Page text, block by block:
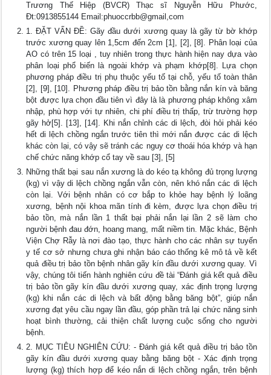
Trương Thế Hiệp (BVCR) Thạc sĩ Nguyễn Hữu Phước,
Đt:0913855144 Email:phuoccrbb@gmail,com
1. ĐẶT VẤN ĐỀ: Gãy đầu dưới xương quay là gãy từ bờ khớp
trước xương quay lên 1,5cm đến 2cm [1], [2], [8]. Phân loại của
AO có trên 15 loại , tuy nhiên trong thực hành hiện nay dựa vào
phân loại phổ biến là ngoài khớp và phạm khớp[8]. Lựa chọn
phương pháp điều trị phụ thuộc yếu tố tại chỗ, yếu tố toàn thân
[2], [9], [10]. Phương pháp điều trị bảo tồn bằng nắn kín và băng
bột được lựa chọn đầu tiên vì đây là là phương pháp không xâm
nhập, phù hợp với tự nhiên, chi phí điều trị thấp, trừ trường hợp
gãy hở[5]. [13], [14]. Khi nắn chỉnh các di lệch, đòi hỏi phải kéo
hết di lệch chồng ngắn trước tiên thì mới nắn được các di lệch
khác còn lại, có vậy sẽ tránh các nguy cơ thoái hóa khớp và hạn
chế chức năng khớp cổ tay về sau [3], [5]
Những thất bại sau nắn xương là do kéo tạ không đủ trọng lượng
(kg) vì vậy di lệch chồng ngắn vẫn còn, nên khó nắn các di lệch
còn lại. Với bệnh nhân có cơ bắp to khỏe hay bệnh lý loãng
xương, bệnh nội khoa mãn tính đi kèm, được lựa chọn điều trị
bảo tồn, mà nắn lần 1 thất bại phải nắn lại lần 2 sẽ làm cho
người bệnh đau đớn, hoang mang, mất niềm tin. Mặc khác, Bệnh
Viện Chợ Rẫy là nơi đào tạo, thực hành cho các nhân sự tuyến
y tế cơ sở nhưng chưa ghi nhận báo cáo thống kê mô tả về kết
quả điều trị bảo tồn bệnh nhân gãy kín đầu dưới xương quay. Vì
vậy, chúng tôi tiến hành nghiên cứu đề tài “Đánh giá kết quả điều
trị bảo tồn gãy kín đầu dưới xương quay, xác định trọng lượng
(kg) khi nắn các di lệch và bất động bằng băng bột”, giúp nắn
xương đạt yêu cầu ngay lần đầu, góp phần trả lại chức năng sinh
hoạt bình thường, cải thiện chất lượng cuộc sống cho người
bệnh.
2. MỤC TIÊU NGHIÊN CỨU: - Đánh giá kết quả điều trị bảo tồn
gãy kín đầu dưới xương quay bằng băng bột - Xác định trọng
lượng (kg) thích hợp để kéo nắn di lệch chồng ngắn, trên bệnh